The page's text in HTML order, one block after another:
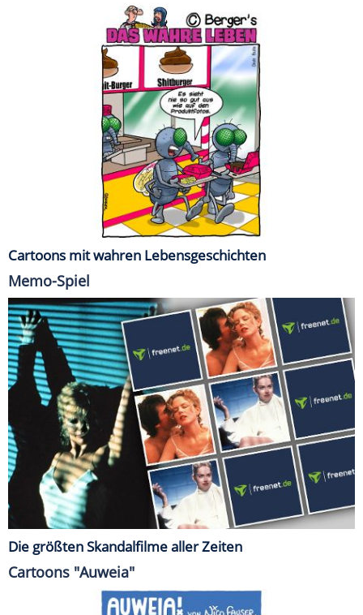
Cartoons mit wahren Lebensgeschichten
Memo-Spiel
Die größten Skandalfilme aller Zeiten
Cartoons "Auweia"